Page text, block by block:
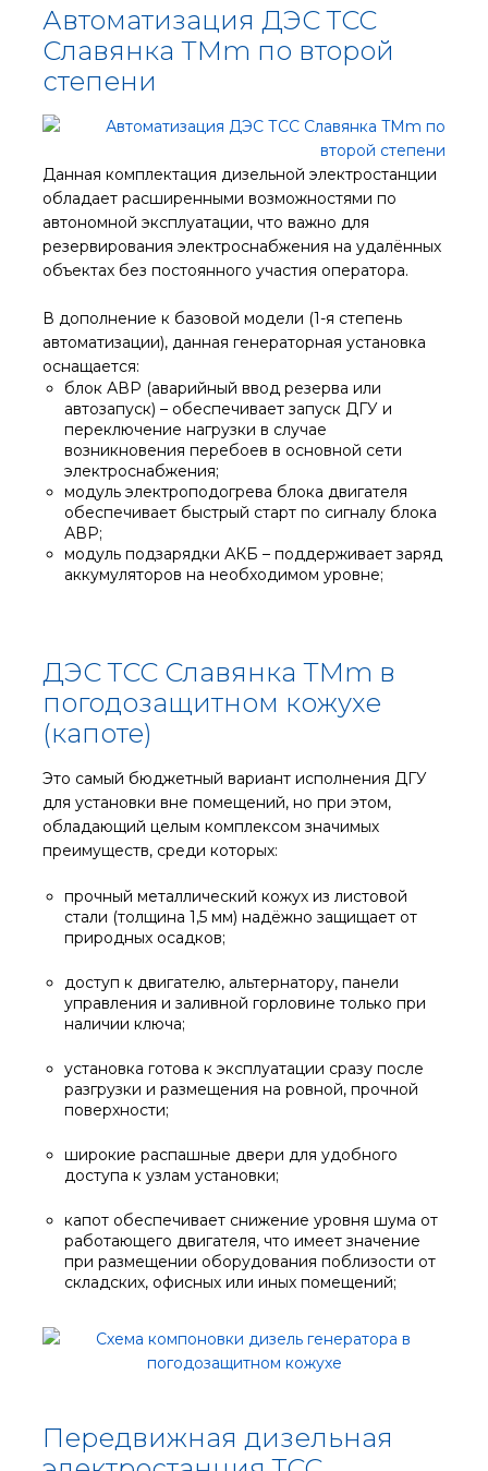
Автоматизация ДЭС ТСС
Славянка TMm по второй
степени
Данная комплектация дизельной электростанции
обладает расширенными возможностями по
автономной эксплуатации, что важно для
резервирования электроснабжения на удалённых
объектах без постоянного участия оператора.
В дополнение к базовой модели (1-я степень
автоматизации), данная генераторная установка
оснащается:
блок АВР (аварийный ввод резерва или
автозапуск) – обеспечивает запуск ДГУ и
переключение нагрузки в случае
возникновения перебоев в основной сети
электроснабжения;
модуль электроподогрева блока двигателя
обеспечивает быстрый старт по сигналу блока
АВР;
модуль подзарядки АКБ – поддерживает заряд
аккумуляторов на необходимом уровне;
ДЭС ТСС Славянка TMm в
погодозащитном кожухе
(капоте)
Это самый бюджетный вариант исполнения ДГУ
для установки вне помещений, но при этом,
обладающий целым комплексом значимых
преимуществ, среди которых:
прочный металлический кожух из листовой
стали (толщина 1,5 мм) надёжно защищает от
природных осадков;
доступ к двигателю, альтернатору, панели
управления и заливной горловине только при
наличии ключа;
установка готова к эксплуатации сразу после
разгрузки и размещения на ровной, прочной
поверхности;
широкие распашные двери для удобного
доступа к узлам установки;
капот обеспечивает снижение уровня шума от
работающего двигателя, что имеет значение
при размещении оборудования поблизости от
складских, офисных или иных помещений;
Передвижная дизельная